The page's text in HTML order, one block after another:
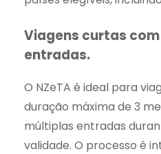
Viagens curtas
entradas.
O NZeTA é ideal para
duração máxima de 3
múltiplas entradas
validade. O processo é